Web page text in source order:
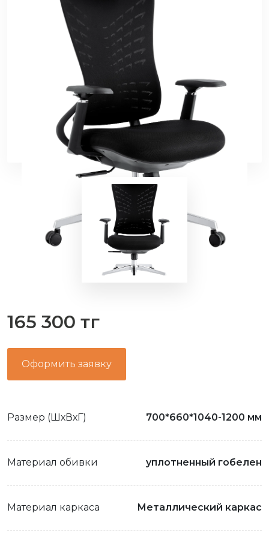
165 300 тг
Оформить заявку
Размер (ШхВхГ) 700*660*1040-1200 мм
Материал обивки уплотненный гобелен
Материал каркаса Металлический каркас